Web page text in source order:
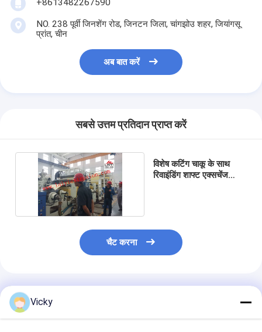
एक्सट्रूज़न कोटिंग मशीन
पेपर कोटिंग मशीन
डबल पक्षीय Laminating मशीन
+8613482267590
NO. 238 पूर्वी जिनशेंग रोड, जिनटन जिला, चांगझोउ शहर, जियांगसू
प्रांत, चीन
अब बात करें
सबसे उत्तम प्रतिदान प्राप्त करें
विशेष कटिंग चाकू के साथ
रिवाइंडिंग शाफ्ट एक्सचेंज
चैट करना
अनुशंसित उत्पाद
Vicky